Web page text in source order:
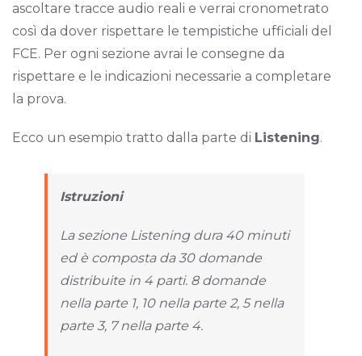
ascoltare tracce audio reali e verrai cronometrato
così da dover rispettare le tempistiche ufficiali del
FCE. Per ogni sezione avrai le consegne da
rispettare e le indicazioni necessarie a completare
la prova.
Ecco un esempio tratto dalla parte di Listening.
Istruzioni
La sezione Listening dura 40 minuti
ed è composta da 30 domande
distribuite in 4 parti. 8 domande
nella parte 1, 10 nella parte 2, 5 nella
parte 3, 7 nella parte 4.